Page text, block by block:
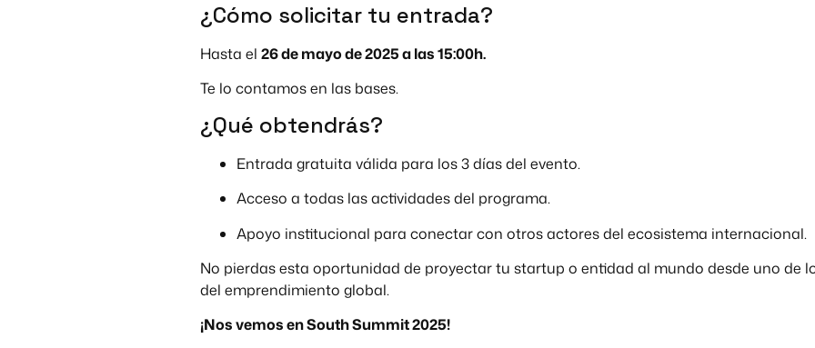
¿Cómo solicitar tu entrada?
Hasta el 26 de mayo de 2025 a las 15:00h.
Te lo contamos en las bases.
¿Qué obtendrás?
Entrada gratuita válida para los 3 días del evento.
Acceso a todas las actividades del programa.
Apoyo institucional para conectar con otros actores del ecosistema internacional.
No pierdas esta oportunidad de proyectar tu startup o entidad al mundo desde uno de
del emprendimiento global.
¡Nos vemos en South Summit 2025!